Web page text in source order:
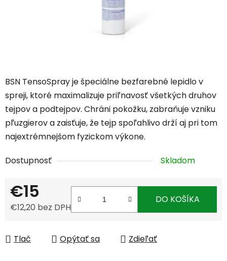
BSN TensoSpray je špeciálne bezfarebné lepidlo v
spreji, ktoré maximalizuje priľnavosť všetkých druhov
tejpov a podtejpov. Chráni pokožku, zabraňuje vzniku
pľuzgierov a zaisťuje, že tejp spoľahlivo drží aj pri tom
najextrémnejšom fyzickom výkone.
Dostupnosť Skladom
€15
€12,20 bez DPH
DO KOŠÍKA
Tlač Opýtať sa Zdieľať